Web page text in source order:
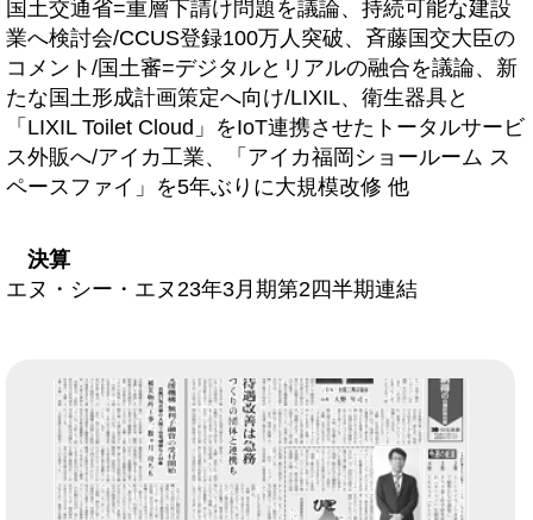
国土交通省=重層下請け問題を議論、持続可能な建設
業へ検討会/CCUS登録100万人突破、斉藤国交大臣の
コメント/国土審=デジタルとリアルの融合を議論、新
たな国土形成計画策定へ向け/LIXIL、衛生器具と
「LIXIL Toilet Cloud」をIoT連携させたトータルサービ
ス外販へ/アイカ工業、「アイカ福岡ショールーム ス
ペースファイ」を5年ぶりに大規模改修 他
決算
エヌ・シー・エヌ23年3月期第2四半期連結